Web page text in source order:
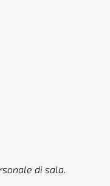
di sala.